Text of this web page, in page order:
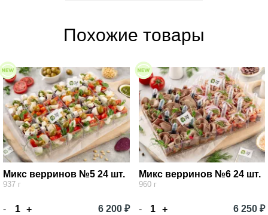
Похожие товары
Микс верринов №5 24 шт.
937 г
- + 6 200 ₽
Микс верринов №6 24 шт.
960 г
- + 6 250 ₽